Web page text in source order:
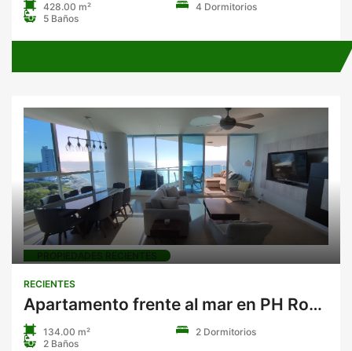
428.00 m²
4 Dormitorios
5 Baños
PROPIEDADES RECIENTES
RECIENTES
Apartamento frente al mar en PH Royal Palm, Nueva Gorgona
134.00 m²
2 Dormitorios
2 Baños